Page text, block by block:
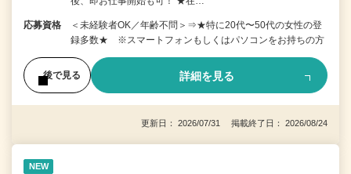
応募資格
＜未経験者OK／年齢不問＞⇒★特に20代〜50代の女性の登
録多数★ ※スマートフォンもしくはパソコンをお持ちの方
後で見る 詳細を見る
更新日： 2026/07/31 掲載終了日： 2026/08/24
NEW